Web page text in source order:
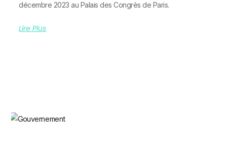
décembre 2023 au Palais des Congrès de Paris.
Lire Plus